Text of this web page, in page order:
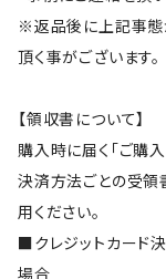
※返品後に上記事態
頂く事がございます。
【領収書について】
購入時に届く「ご購
決済方法ごとの受領
用ください。
■クレジットカード
場合